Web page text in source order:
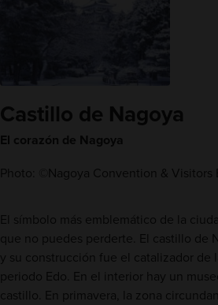
Castillo de Nagoya
El corazón de Nagoya
Photo: ©Nagoya Convention &
El símbolo más emblemático de la
que no puedes perderte. El castillo de
y su construcción fue el catalizador de
periodo Edo. En el interior hay un
castillo. En primavera, la zona